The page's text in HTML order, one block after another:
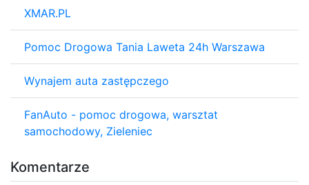
XMAR.PL
Pomoc Drogowa Tania Laweta 24h Warszawa
Wynajem auta zastępczego
FanAuto - pomoc drogowa, warsztat
samochodowy, Zieleniec
Komentarze